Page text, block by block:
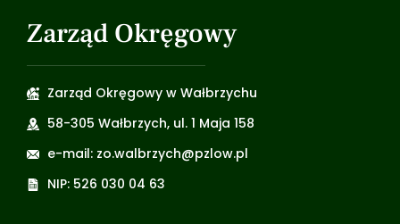
Zarząd Okręgowy
Zarząd Okręgowy w Wałbrzychu
58-305 Wałbrzych, ul. 1 Maja 158
e-mail: zo.walbrzych@pzlow.pl
NIP: 526 030 04 63